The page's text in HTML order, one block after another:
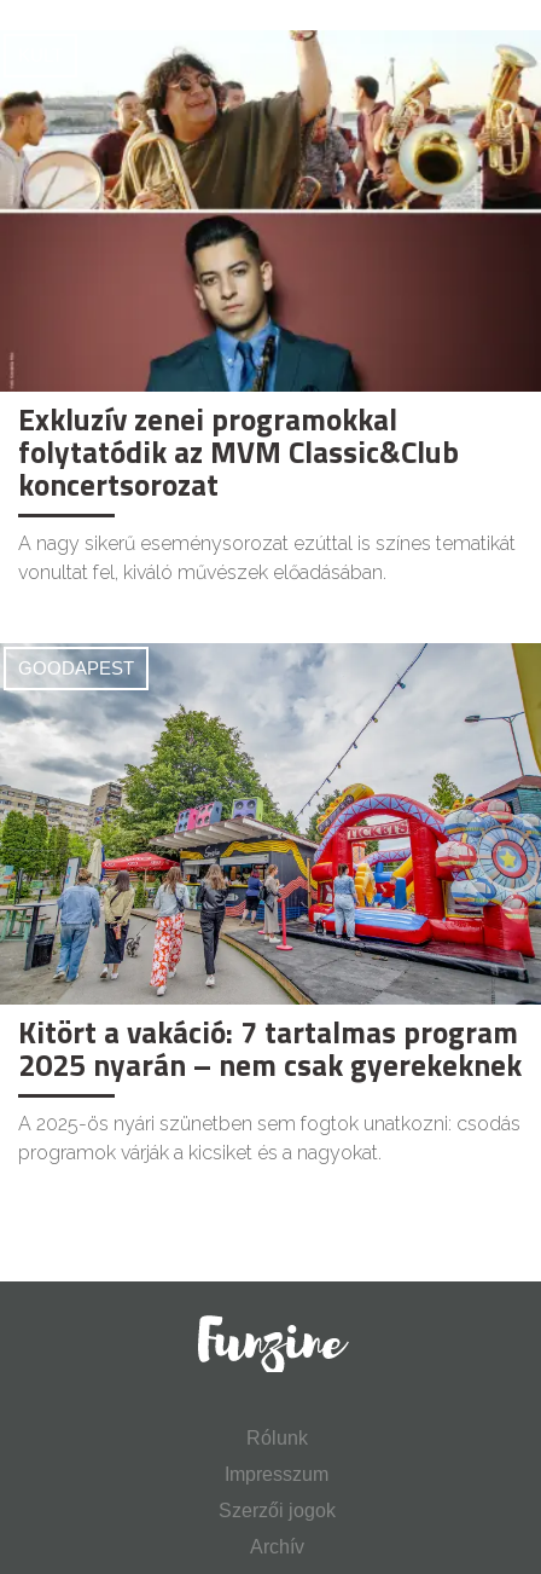
Exkluzív zenei programokkal
folytatódik az MVM Classic&Club
koncertsorozat
A nagy sikerű eseménysorozat ezúttal is színes tematikát
vonultat fel, kiváló művészek előadásában.
GOODAPEST
Kitört a vakáció: 7 tartalmas program
2025 nyarán – nem csak gyerekeknek
A 2025-ös nyári szünetben sem fogtok unatkozni: csodás
programok várják a kicsiket és a nagyokat.
Rólunk
Impresszum
Szerzői jogok
Archív